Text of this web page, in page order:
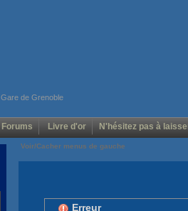
Gare de Grenoble
Forums Livre d'or N'hésitez pas à
Voir/Cacher menus de gauche
Erreur